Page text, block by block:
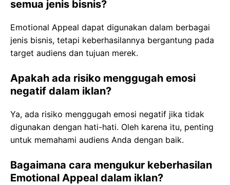
semua jenis bisnis?
Emotional Appeal dapat digunakan dalam berbagai
jenis bisnis, tetapi keberhasilannya bergantung pada
target audiens dan tujuan merek.
Apakah ada risiko menggugah emosi
negatif dalam iklan?
Ya, ada risiko menggugah emosi negatif jika tidak
digunakan dengan hati-hati. Oleh karena itu, penting
untuk memahami audiens Anda dengan baik.
Bagaimana cara mengukur keberhasilan
Emotional Appeal dalam iklan?